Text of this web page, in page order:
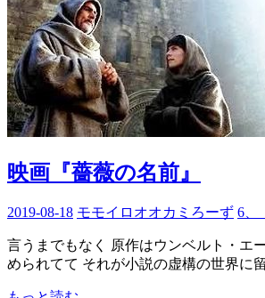
映画『薔薇の名前』
2019-08-18 モモイロオオカミろーず 6、
言うまでもなく 原作はウンベルト・エ
められてて それが小説の虚構の世界に